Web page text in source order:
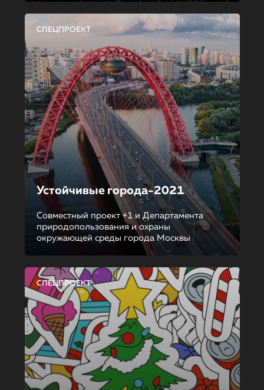
СПЕЦПРОЕКТ
Устойчивые города-2021
Совместный проект +1 и Департамента
природопользования и охраны
окружающей среды города Москвы
СПЕЦПРОЕКТ